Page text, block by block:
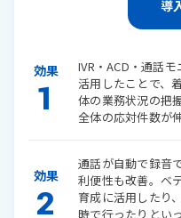
導
効果
1
IVR・ACD・通話
活用したことで、
体の業務状況の把
全体の応対件数が
効果
2
通話が自動で録音
利便性も改善。ベ
育成に活用したり
時で行ったりとい